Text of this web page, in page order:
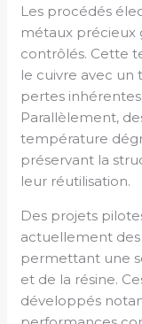
Les procédés
métaux précieux
contrôlés. Cette
le cuivre avec un
pertes
Parallèlement,
température
préservant la
leur réutilisation.
Des projets
actuellement
permettant une
et de la résine.
développés